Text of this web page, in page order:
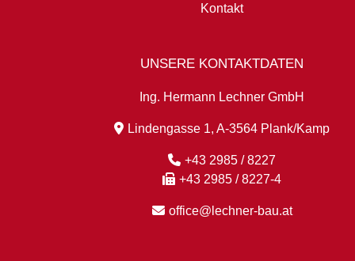
Kontakt
UNSERE KONTAKTDATEN
Ing. Hermann Lechner GmbH
Lindengasse 1, A-3564 Plank/Kamp
+43 2985 / 8227
+43 2985 / 8227-4
office@lechner-bau.at